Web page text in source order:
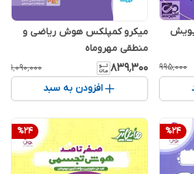
۹۹۵٬۰۰۰
میکرو کمپلکس هوش ریاضی و
منطقی مهروماه
۸۳۹٬۳۰۰ ۱٬۰۹۰٬۰۰۰
افزودن به سبد
%24
%24